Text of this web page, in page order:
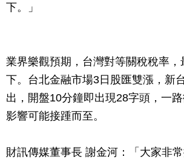
下。」
業界樂觀預期，台灣對等關稅稅率，
下。台北金融市場3日股匯雙漲，新
出，開盤10分鐘即出現28字頭，一
影響可能接踵而至。
財訊傳媒董事長 謝金河：「大家非